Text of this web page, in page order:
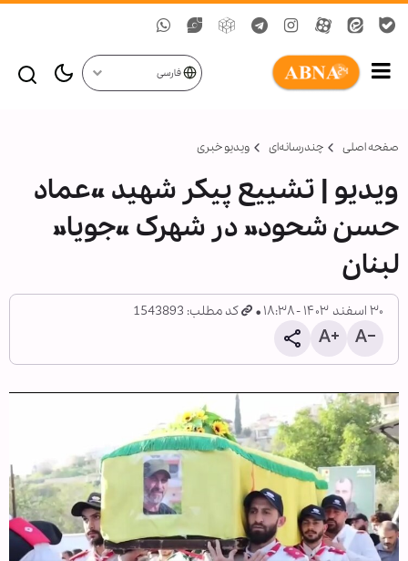
فارسی
صفحه اصلی چندرسانه‌ای ویدیو خبری
ویدیو | تشییع پیکر شهید «عماد
حسن شحود» در شهرک «جویا»
لبنان
۳۰ اسفند ۱۴۰۳ - ۱۸:۳۸ کد مطلب: 1543893